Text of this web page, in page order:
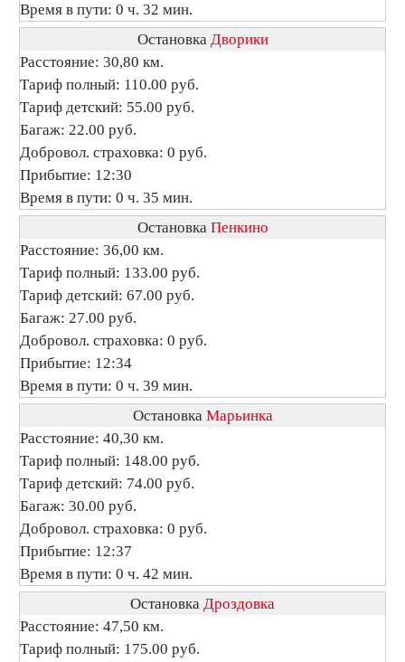
Время в пути: 0 ч. 32 мин.
Остановка Дворики
Расстояние: 30,80 км.
Тариф полный: 110.00 руб.
Тариф детский: 55.00 руб.
Багаж: 22.00 руб.
Добровол. страховка: 0 руб.
Прибытие: 12:30
Время в пути: 0 ч. 35 мин.
Остановка Пенкино
Расстояние: 36,00 км.
Тариф полный: 133.00 руб.
Тариф детский: 67.00 руб.
Багаж: 27.00 руб.
Добровол. страховка: 0 руб.
Прибытие: 12:34
Время в пути: 0 ч. 39 мин.
Остановка Марьинка
Расстояние: 40,30 км.
Тариф полный: 148.00 руб.
Тариф детский: 74.00 руб.
Багаж: 30.00 руб.
Добровол. страховка: 0 руб.
Прибытие: 12:37
Время в пути: 0 ч. 42 мин.
Остановка Дроздовка
Расстояние: 47,50 км.
Тариф полный: 175.00 руб.